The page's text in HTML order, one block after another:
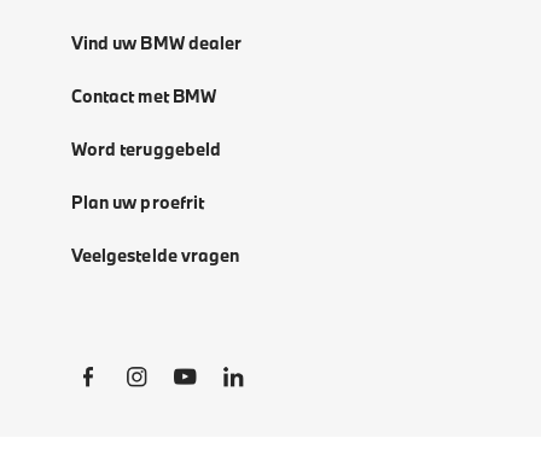
Vind uw BMW dealer
Contact met BMW
Word teruggebeld
Plan uw proefrit
Veelgestelde vragen
Social Links